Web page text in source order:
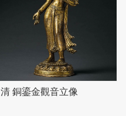
清 銅鎏金觀音立像